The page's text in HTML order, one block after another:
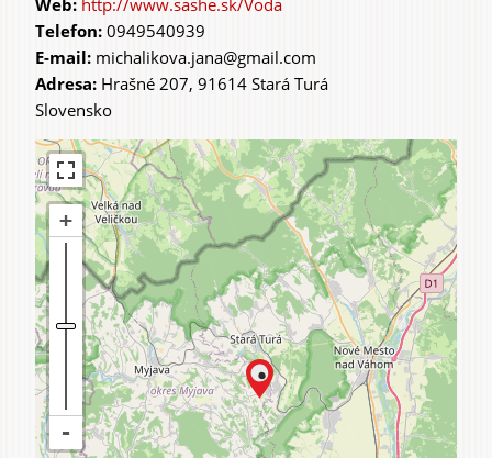
Telefon: 0949540939
E-mail: michalikova.jana@gmail.com
Adresa: Hrašné 207, 91614 Stará Turá
Slovensko